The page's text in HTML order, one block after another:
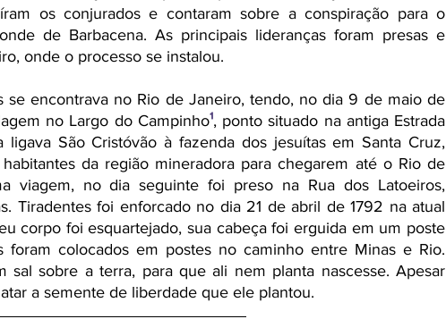
os conjurados e contaram sobre a conspiração para o
de Barbacena. As principais lideranças foram presas e
onde o processo se instalou.
no Largo do Campinho¹, ponto situado na antiga Estrada
ligava São Cristóvão à fazenda dos jesuítas em Santa Cruz,
da região mineradora para chegarem até o Rio de
viagem, no dia seguinte foi preso na Rua dos Latoeiros,
Tiradentes foi enforcado no dia 21 de abril de 1792 na atual
corpo foi esquartejado, sua cabeça foi erguida em um poste
foram colocados em postes no caminho entre Minas e Rio.
sal sobre a terra, para que ali nem planta nascesse. Apesar
a semente de liberdade que ele plantou.